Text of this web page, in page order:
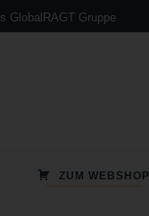
Global RAGT Gruppe
ZUM WEBSHOP